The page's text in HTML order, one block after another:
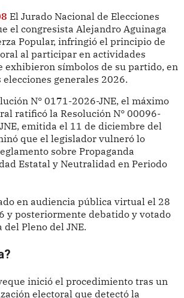
El Jurado Nacional de Elecciones
el congresista Alejandro Aguinaga
Popular, infringió el principio de
al participar en actividades
exhibieron símbolos de su partido, en
generales 2026.
N° 0171-2026-JNE, el máximo
ratificó la Resolución N° 00096-
emitida el 11 de diciembre del
que el legislador vulneró lo
sobre Propaganda
Estatal y Neutralidad en Periodo
en audiencia pública virtual el 28
y posteriormente debatido y votado
Pleno del JNE.
inició el procedimiento tras un
electoral que detectó la